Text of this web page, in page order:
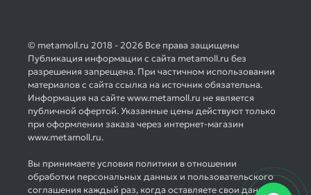
© metamoll.ru 2018 - 2026 Все права защищены
Публикация информации с сайта metamoll.ru без
разрешения запрещена. При частичном использовании
материалов с сайта ссылка на источник обязательна.
Информация на сайте www.metamoll.ru не является
публичной офертой. Указанные цены действуют только
при оформлении заказа через интернет-магазин
www.metamoll.ru.
Вы принимаете условия политики в отношении
обработки персональных данных и пользовательского
соглашения каждый раз, когда оставляете свои данные в